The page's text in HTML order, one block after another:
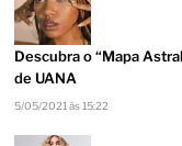
Descubra o “Mapa
de UANA
5/05/2021 às 15:22